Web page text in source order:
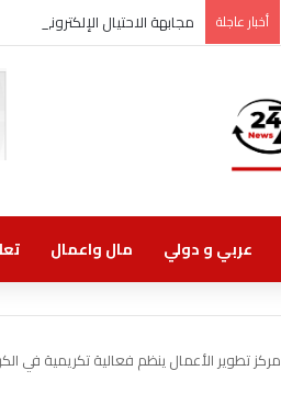
أخبار عاجلة مجابهة الاحتيال الإلكتروني
عربي و دولي مال واعمال
مركز تطوير الأعمال ينظم فعالية تكريمية في